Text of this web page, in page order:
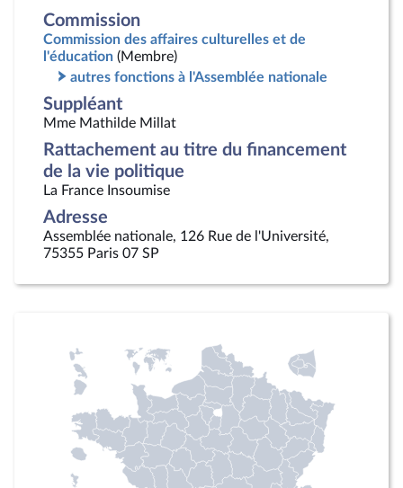
Commission
Commission des affaires culturelles et de
l'éducation (Membre)
autres fonctions à l'Assemblée nationale
Suppléant
Mme Mathilde Millat
Rattachement au titre du financement
de la vie politique
La France Insoumise
Adresse
Assemblée nationale, 126 Rue de l'Université,
75355 Paris 07 SP